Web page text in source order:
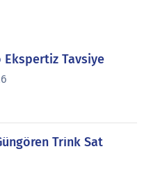
Ekspertiz Tavsiye
Trink Sat